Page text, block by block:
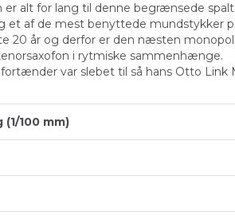
er alt for lang til denne begrænsede
af de mest benyttede mundstykker
20 år og derfor er den næsten
i rytmiske sammenhænge.
var slebet til så hans Otto Link
100 mm)